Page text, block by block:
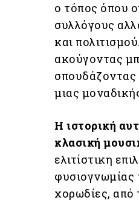
ο τόπος όπου
συλλόγους
και
ακούγοντας
μιας
Η ιστορική
κλασική
ελιτίστικη
φυσιογνωμίας
χορωδίες, από